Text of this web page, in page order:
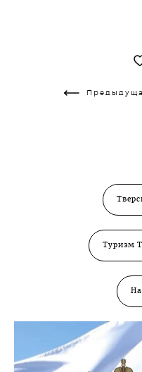
Туризм